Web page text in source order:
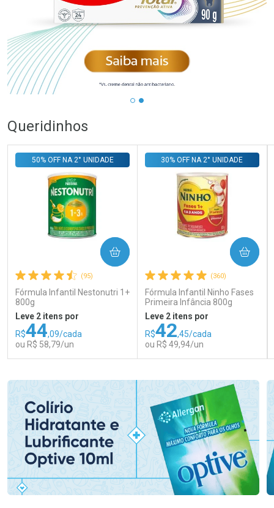
Queridinhos
(95)
Fórmula Infantil Nestonutri 1+
800g
50% OFF NA 2° UNIDADE
Leve 2 itens por
R$44,09/cada
ou R$ 58,79/un
COMPRAR
(360)
Fórmula Infantil Ninho Fases
Primeira Infância 800g
30% OFF NA 2° UNIDADE
Leve 2 itens por
R$42,45/cada
ou R$ 49,94/un
COMPRAR
Laboratório
Por Menos